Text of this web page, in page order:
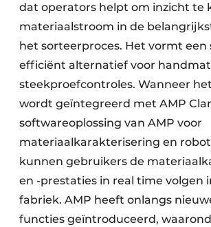
dat operators helpt om inzicht te
materiaalstroom in de
het sorteerproces. Het vormt een
efficiënt alternatief voor
steekproefcontroles. Wanneer
wordt geïntegreerd met AMP
softwareoplossing van AMP voor
materiaalkarakterisering en
kunnen gebruikers de
en -prestaties in real time volgen
fabriek. AMP heeft onlangs
functies geïntroduceerd,